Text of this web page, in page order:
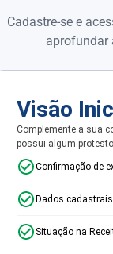
Cadastre-se e
aprofundar
Visão
Complemente a sua
possui algum
Confirmação de
Dados
Situação na